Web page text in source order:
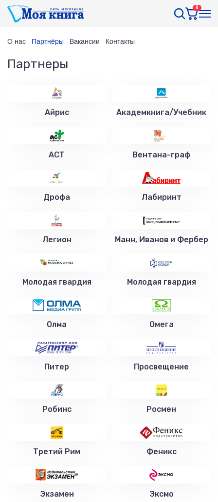
0
О нас Партнёры Вакансии Контакты
Партнеры
Айрис Академкнига/Учебник
АСТ Вентана-граф
Дрофа Лабиринт
Легион Манн, Иванов и Фербер
Молодая гвардия Молодая гвардия
Олма Омега
Питер Просвещение
Робинс Росмен
Третий Рим Феникс
Экзамен Эксмо